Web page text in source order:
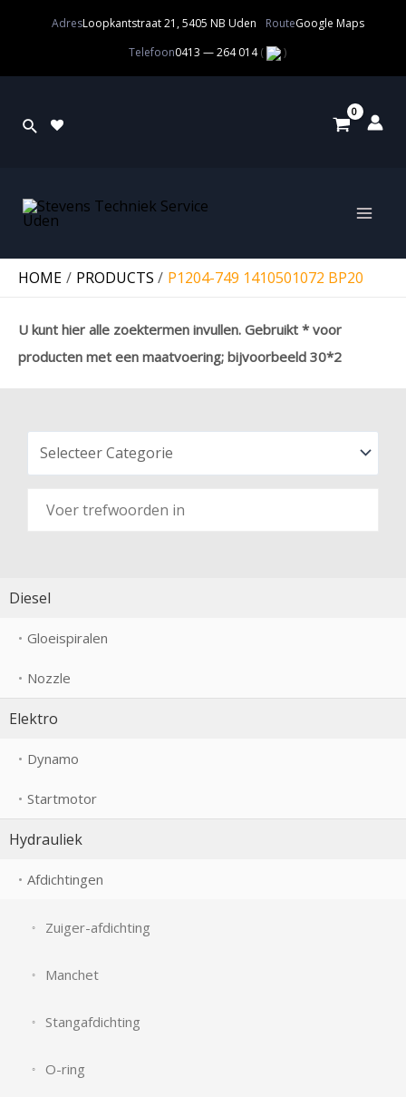
AdresLoopkantstraat 21, 5405 NB Uden RouteGoogle Maps
Telefoon0413 — 264 014( )
HOME PRODUCTS P1204-749 1410501072 BP20
U kunt hier alle zoektermen invullen. Gebruikt * voor
producten met een maatvoering; bijvoorbeeld 30*2
Diesel
Gloeispiralen
Nozzle
Elektro
Dynamo
Startmotor
Hydrauliek
Afdichtingen
Zuiger-afdichting
Manchet
Stangafdichting
O-ring